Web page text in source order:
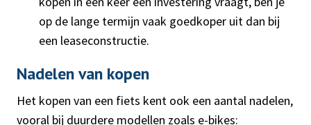
op de lange termijn vaak goedkoper uit dan bij
een leaseconstructie.
Nadelen van kopen
Het kopen van een fiets kent ook een aantal nadelen,
vooral bij duurdere modellen zoals e-bikes: